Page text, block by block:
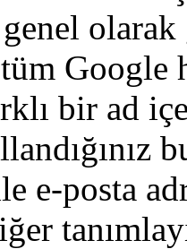
genel olarak
tüm Google
bir ad
e-posta